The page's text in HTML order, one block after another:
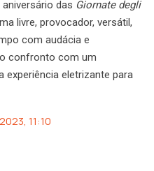
das Giornate degli
livre, provocador, versátil,
com audácia e
confronto com um
experiência eletrizante para
11:10